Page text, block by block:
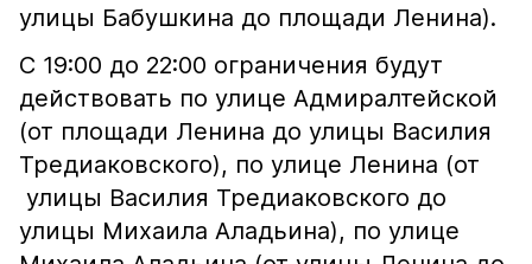
улицы Бабушкина до площади Ленина).
С 19:00 до 22:00 ограничения будут
действовать по улице Адмиралтейской
(от площади Ленина до улицы Василия
Тредиаковского), по улице Ленина (от
улицы Василия Тредиаковского до
улицы Михаила Аладьина), по улице